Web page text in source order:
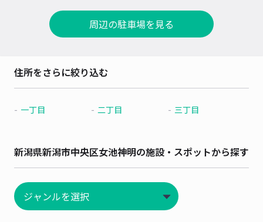
周辺の駐車場を見る
住所をさらに絞り込む
一丁目 二丁目 三丁目
新潟県新潟市中央区女池神明の施設・スポットから探す